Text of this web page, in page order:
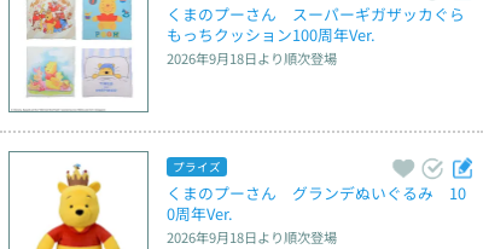
くまのプーさん　スーパーギガザッカぐら
もっちクッション100周年Ver.
2026年9月18日より順次登場
プライズ
くまのプーさん　グランデぬいぐるみ　10
0周年Ver.
2026年9月18日より順次登場